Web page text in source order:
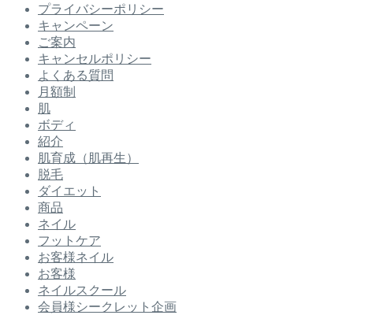
プライバシーポリシー
キャンペーン
ご案内
キャンセルポリシー
よくある質問
月額制
肌
ボディ
紹介
肌育成（肌再生）
脱毛
ダイエット
商品
ネイル
フットケア
お客様ネイル
お客様
ネイルスクール
会員様シークレット企画